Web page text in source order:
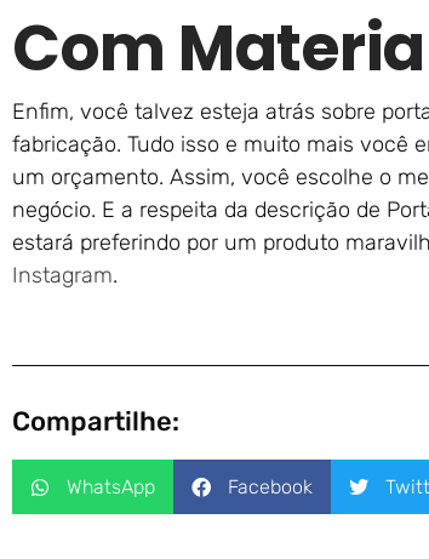
Com
Enfim, você talvez esteja atrás sobre
fabricação. Tudo isso e muito mais você
um orçamento. Assim, você escolhe o
negócio. E a respeita da descrição de
estará preferindo por um produto
Instagram.
Compartilhe:
WhatsApp Facebook